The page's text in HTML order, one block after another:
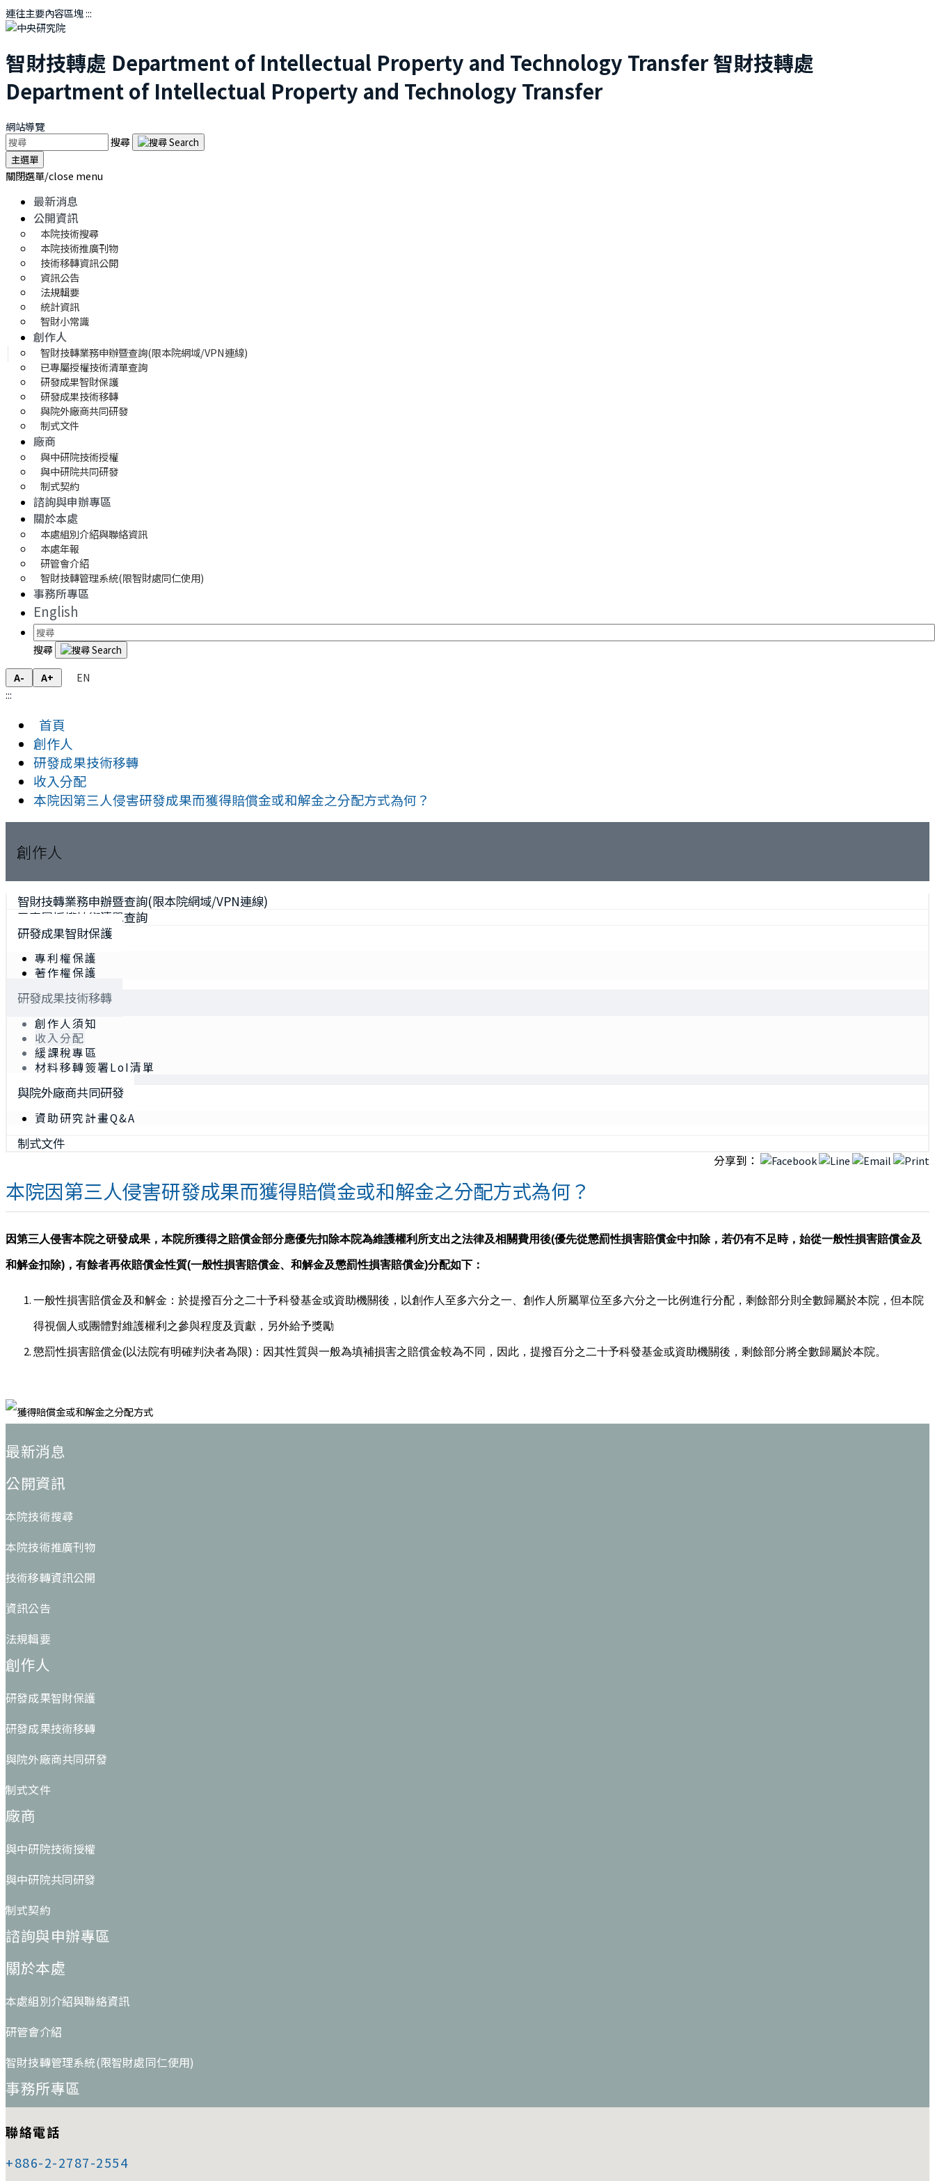
連往主要內容區塊:::
智財技轉處 Department of Intellectual Property and Technology Transfer智財技轉處
Department of Intellectual Property and Technology Transfer
網站導覽
搜尋
主選單
關閉選單/close menu
最新消息
公開資訊
本院技術搜尋
本院技術推廣刊物
技術移轉資訊公開
資訊公告
法規輯要
統計資訊
智財小常識
創作人
智財技轉業務申辦暨查詢(限本院網域/VPN連線)
已專屬授權技術清單查詢
研發成果智財保護
研發成果技術移轉
與院外廠商共同研發
制式文件
廠商
與中研院技術授權
與中研院共同研發
制式契約
諮詢與申辦專區
關於本處
本處組別介紹與聯絡資訊
本處年報
研管會介紹
智財技轉管理系統(限智財處同仁使用)
事務所專區
English
搜尋
A- A+
EN
:::
首頁
創作人
研發成果技術移轉
收入分配
本院因第三人侵害研發成果而獲得賠償金或和解金之分配方式為何？
創作人
智財技轉業務申辦暨查詢(限本院網域/VPN連線)
已專屬授權技術清單查詢
研發成果智財保護
專利權保護
著作權保護
研發成果技術移轉
創作人須知
收入分配
緩課稅專區
材料移轉簽署LoI清單
與院外廠商共同研發
資助研究計畫Q&A
制式文件
分享到：
本院因第三人侵害研發成果而獲得賠償金或和解金之分配方式為何？
因第三人侵害本院之研發成果，本院所獲得之賠償金部分應優先扣除本院為維護權利所支出之法律及相關費用後(優先從懲罰性損害賠償金中扣除，若仍有不足時，始從一般性損害賠償金及
和解金扣除)，有餘者再依賠償金性質(一般性損害賠償金、和解金及懲罰性損害賠償金)分配如下：
一般性損害賠償金及和解金：於提撥百分之二十予科發基金或資助機關後，以創作人至多六分之一、創作人所屬單位至多六分之一比例進行分配，剩餘部分則全數歸屬於本院，但本院
得視個人或團體對維護權利之參與程度及貢獻，另外給予獎勵
懲罰性損害賠償金(以法院有明確判決者為限)：因其性質與一般為填補損害之賠償金較為不同，因此，提撥百分之二十予科發基金或資助機關後，剩餘部分將全數歸屬於本院。
最新消息
公開資訊
本院技術搜尋
本院技術推廣刊物
技術移轉資訊公開
資訊公告
法規輯要
創作人
研發成果智財保護
研發成果技術移轉
與院外廠商共同研發
制式文件
廠商
與中研院技術授權
與中研院共同研發
制式契約
諮詢與申辦專區
關於本處
本處組別介紹與聯絡資訊
研管會介紹
智財技轉管理系統(限智財處同仁使用)
事務所專區
聯絡電話
+886-2-2787-2554